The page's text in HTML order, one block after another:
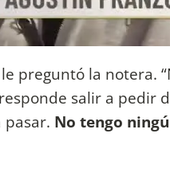
preguntó la notera.
salir a pedir
pasar. No tengo